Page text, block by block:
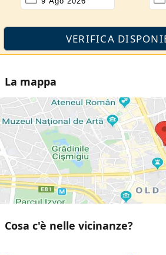
La mappa
Cosa c'è nelle vicinanze?